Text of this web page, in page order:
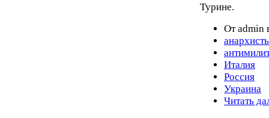
Турине.
От admin
Италия
Россия
Украина
Читать